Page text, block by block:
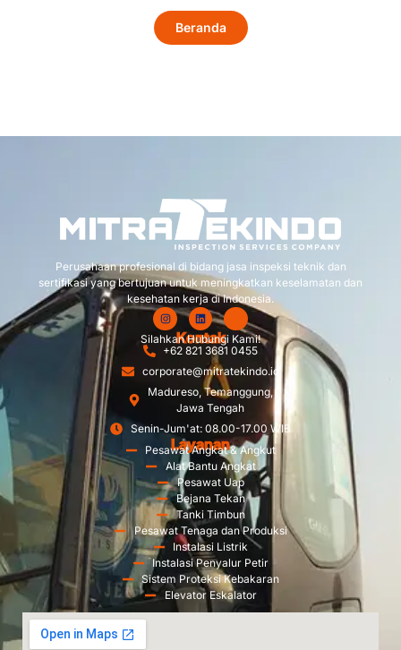
Beranda
Perusahaan profesional di bidang jasa inspeksi teknik dan
sertifikasi yang bertujuan untuk meningkatkan keselamatan dan
kesehatan kerja di Indonesia.
Kontak
Silahkan Hubungi Kami!
+62 821 3681 0455
corporate@mitratekindo.id
Madureso, Temanggung,
Jawa Tengah
Senin-Jum'at: 08.00-17.00 WIB
Layanan
Pesawat Angkat & Angkut
Alat Bantu Angkat
Pesawat Uap
Bejana Tekan
Tanki Timbun
Pesawat Tenaga dan Produksi
Instalasi Listrik
Instalasi Penyalur Petir
Sistem Proteksi Kebakaran
Elevator Eskalator